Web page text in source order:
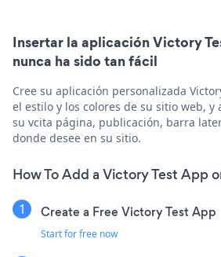
Insertar la aplicación Victory
nunca ha sido tan fácil
Cree su aplicación personalizada
el estilo y los colores de su sitio web, y
su vcita página, publicación, barra
donde desee en su sitio.
How To Add a Victory Test App
Create a Free Victory Test App
Start for free now